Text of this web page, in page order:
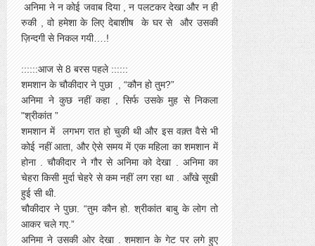
अनिमा ने न कोई जवाब दिया , न पलटकर देखा और न ही
रुकी , वो हमेशा के लिए देबाशीष के घर से और उसकी
ज़िन्दगी से निकल गयी….!
::::::आज से 8 बरस पहले ::::::
शमशान के चौकीदार ने पुछा , “कौन हो तुम?”
अनिमा ने कुछ नहीं कहा , सिर्फ उसके मुह से निकला
"श्रीकांत ”
शमशान में लगभग रात हो चुकी थी और इस वक़्त वैसे भी
कोई नहीं आता, और ऐसे समय में एक महिला का शमशान में
होना . चौकीदार ने गौर से अनिमा को देखा . अनिमा का
चेहरा किसी मुर्दा चेहरे से कम नहीं लग रहा था . आँखे सूखी
हुई सी थी.
चौकीदार ने पुछा. “तुम कौन हो. श्रीकांत बाबु के लोग तो
आकर चले गए.”
अनिमा ने उसकी ओर देखा . शमशान के गेट पर लगे हुए